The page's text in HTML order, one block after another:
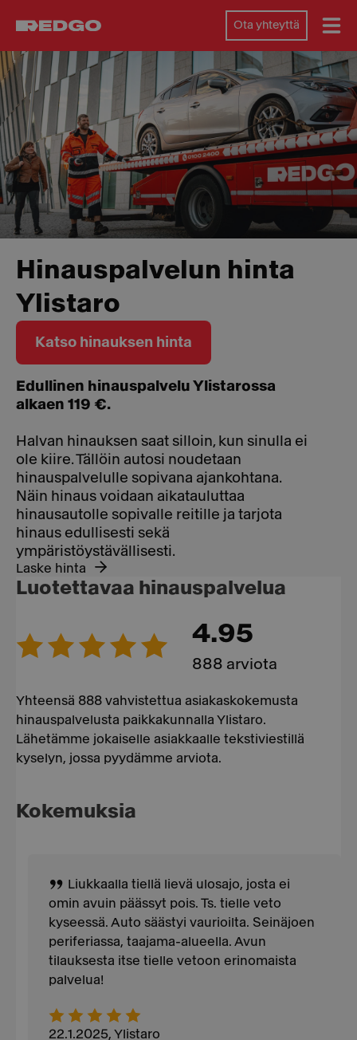
Ota yhteyttä
Hinauspalvelun hinta
Ylistaro
Katso hinauksen hinta
Edullinen hinauspalvelu Ylistarossa
alkaen 119 €.
Halvan hinauksen saat silloin, kun sinulla ei
ole kiire. Tällöin autosi noudetaan
hinauspalvelulle sopivana ajankohtana.
Näin hinaus voidaan aikatauluttaa
hinausautolle sopivalle reitille ja tarjota
hinaus edullisesti sekä
ympäristöystävällisesti.
Laske hinta